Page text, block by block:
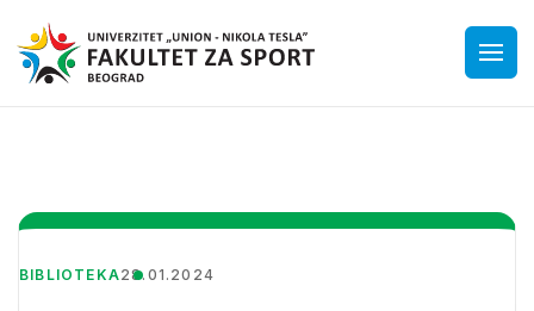
BIBLIOTEKA28.01.2024